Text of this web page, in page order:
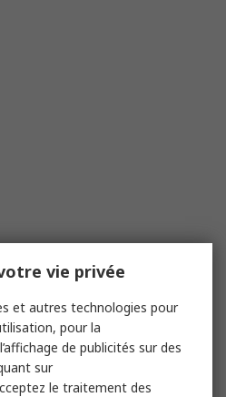
vie privée
et autres technologies pour
pour la
de publicités sur des
sur
le traitement des